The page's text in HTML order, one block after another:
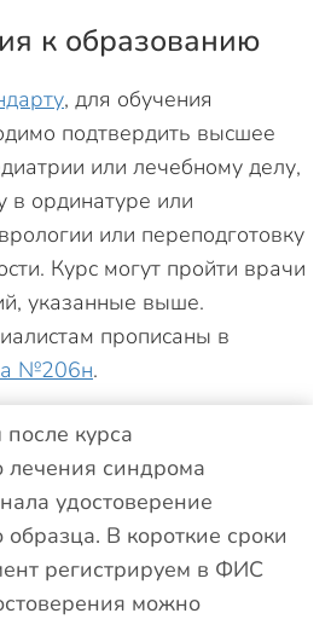
к образованию
, для обучения
подтвердить высшее
или лечебному делу,
в ординатуре или
или переподготовку
Курс могут пройти врачи
указанные выше.
прописаны в
№206н.
курса
лечения синдрома
удостоверение
образца. В короткие сроки
регистрируем в ФИС
можно